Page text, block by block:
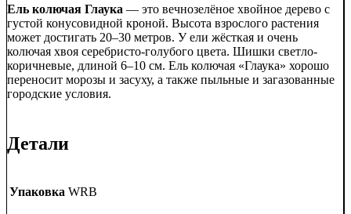
Ель колючая Глаука — это вечнозелёное хвойное дерево с
густой конусовидной кроной. Высота взрослого растения
может достигать 20–30 метров. У ели жёсткая и очень
колючая хвоя серебристо-голубого цвета. Шишки светло-
коричневые, длиной 6–10 см. Ель колючая «Глаука» хорошо
переносит морозы и засуху, а также пыльные и загазованные
городские условия.
Детали
Упаковка WRB